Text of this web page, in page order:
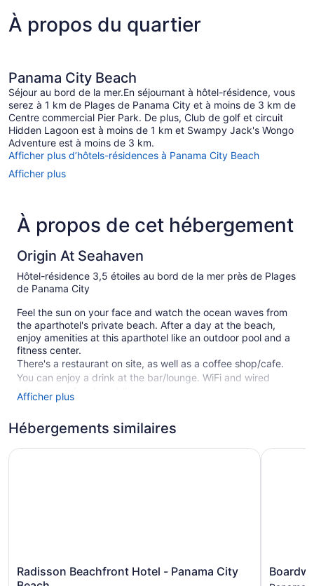
À propos du quartier
Panama City Beach
Séjour au bord de la mer.En séjournant à hôtel-résidence, vous
serez à 1 km de Plages de Panama City et à moins de 3 km de
Centre commercial Pier Park. De plus, Club de golf et circuit
Hidden Lagoon est à moins de 1 km et Swampy Jack's Wongo
Adventure est à moins de 3 km.
Afficher plus d’hôtels-résidences à Panama City Beach
Afficher plus
À propos de cet hébergement
Origin At Seahaven
Hôtel-résidence 3,5 étoiles au bord de la mer près de Plages
de Panama City
Feel the sun on your face and watch the ocean waves from
the aparthotel's private beach. After a day at the beach,
enjoy amenities at this aparthotel like an outdoor pool and a
fitness center.
There's a restaurant on site, as well as a coffee shop/cafe.
You can enjoy a drink at the bar/lounge. WiFi and wired
Internet are free in public spaces.
120 guestrooms or units
ATM
Afficher plus
Hébergements similaires
Radisson
Beachfront
Radisson Beachfront Hotel - Panama City
Radisson Beachfront Hotel - Panama City Beach
Beach